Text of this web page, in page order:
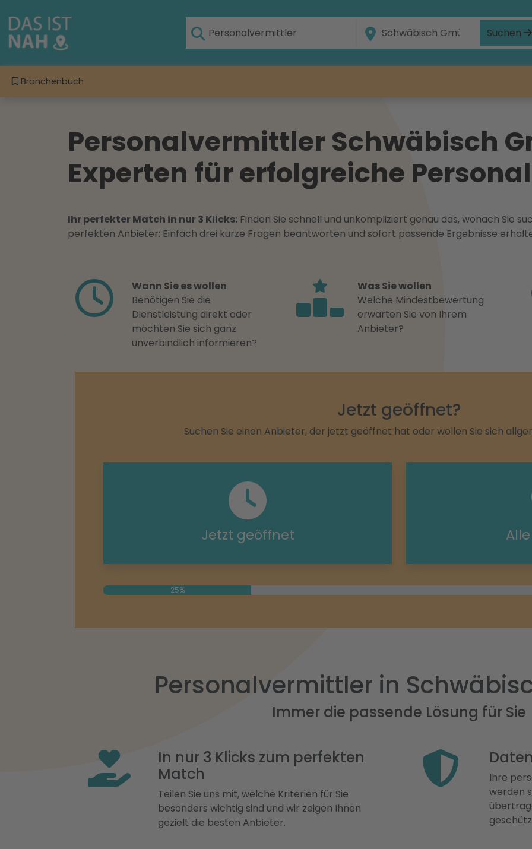
Suchen
Branchenbuch
Personalvermittler Schwäbisch
Experten für erfolgreiche
Ihr perfekter Match in nur 3 Klicks: Finden Sie schnell und unkompliziert genau das, wonach Sie
perfekten Anbieter: Einfach drei kurze Fragen beantworten und sofort passende Ergebnisse
Wann Sie es wollen
Benötigen Sie die
Dienstleistung direkt oder
möchten Sie sich ganz
unverbindlich informieren?
Was Sie wollen
Welche Mindestbewertung
erwarten Sie von Ihrem
Anbieter?
Jetzt geöffnet?
Suchen Sie einen Anbieter, der jetzt geöffnet hat oder wollen Sie sich
Jetzt geöffnet
25%
Personalvermittler in
Immer die passende Lösung für Sie
In nur 3 Klicks zum perfekten
Match
Teilen Sie uns mit, welche Kriterien für Sie
besonders wichtig sind und wir zeigen Ihnen
gezielt die besten Anbieter.
Ihre
werden